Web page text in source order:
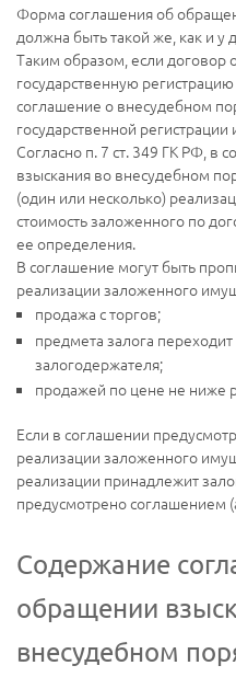
Форма соглашения об
должна быть такой же, как и у
Таким образом, если договор
государственную
соглашение о внесудебном
государственной
Согласно п. 7 ст. 349 ГК РФ, в
взыскания во внесудебном
(один или несколько)
стоимость заложенного по
ее определения.
В соглашение могут быть
реализации заложенного
продажа с торгов;
предмета залога переходит
залогодержателя;
продажей по цене не ниже
Если в соглашении
реализации заложенного
реализации принадлежит
предусмотрено соглашением
Содержание
обращении
внесудебном